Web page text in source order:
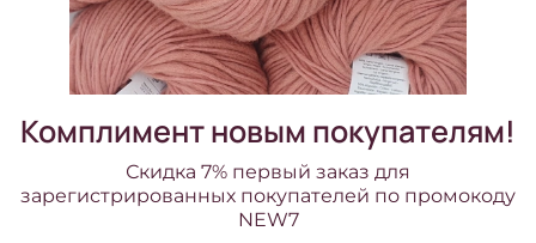
650.00 ₽
Комплимент новым покупателям!
Скидка 7% первый заказ для
зарегистрированных покупателей по промокоду
NEW7